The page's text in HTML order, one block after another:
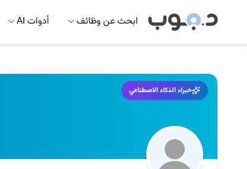
ابحث عن وظائف أدوات AI
خبراء الذكاء الاصطناعي